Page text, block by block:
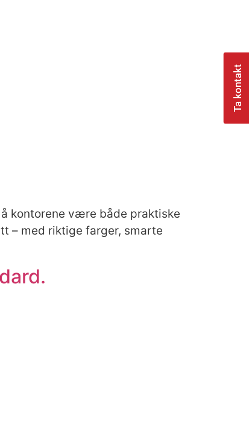
Ta kontakt
kontorene være både praktiske
– med riktige farger, smarte